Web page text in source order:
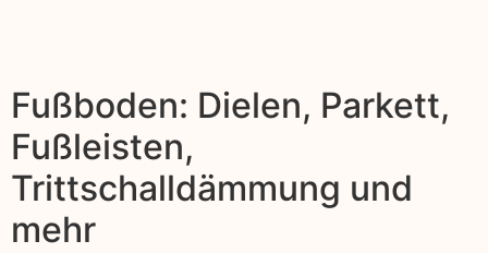
Fußboden: Dielen, Parkett,
Fußleisten,
Trittschalldämmung und
mehr